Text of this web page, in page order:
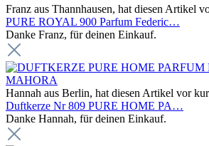
Franz aus Thannhausen, hat diesen Artikel
PURE ROYAL 900 Parfum Federic…
Danke Franz, für deinen Einkauf.
Hannah aus Berlin, hat diesen Artikel vor
Duftkerze Nr 809 PURE HOME PA…
Danke Hannah, für deinen Einkauf.